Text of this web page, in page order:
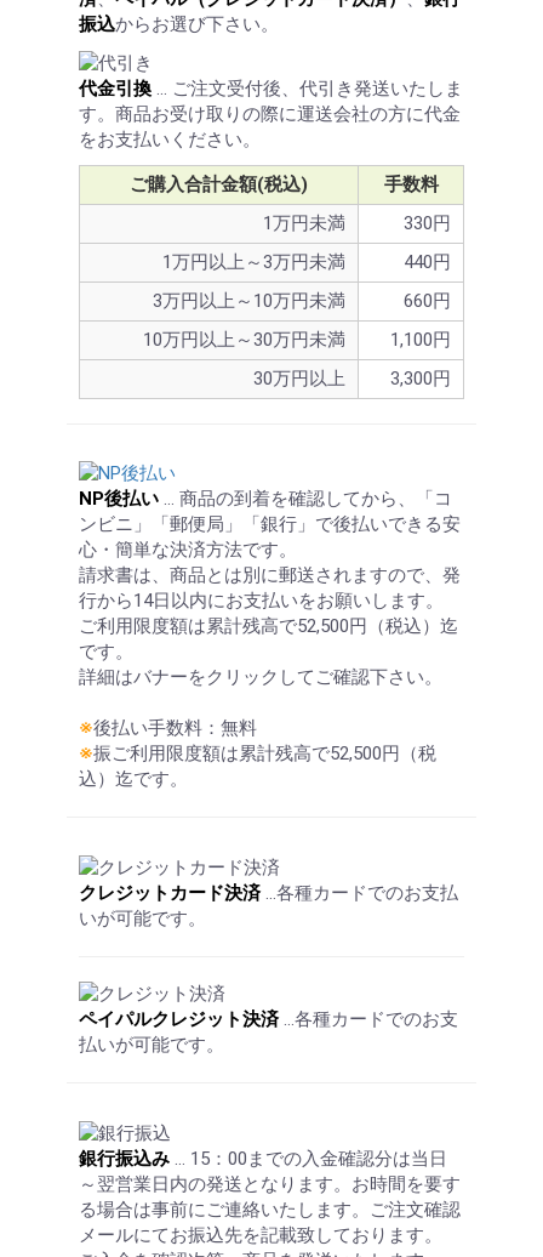
振込からお選び下さい。
代金引換 … ご注文受付後、代引き発送いたしま
す。商品お受け取りの際に運送会社の方に代金
をお支払いください。
ご購入合計金額(税込)
手数料
1万円未満
330円
1万円以上～3万円未満
440円
3万円以上～10万円未満
660円
10万円以上～30万円未満
1,100円
30万円以上
3,300円
NP後払い … 商品の到着を確認してから、「コ
ンビニ」「郵便局」「銀行」で後払いできる安
心・簡単な決済方法です。
請求書は、商品とは別に郵送されますので、発
行から14日以内にお支払いをお願いします。
ご利用限度額は累計残高で52,500円（税込）迄
です。
詳細はバナーをクリックしてご確認下さい。
※後払い手数料：無料
※振ご利用限度額は累計残高で52,500円（税
込）迄です。
クレジットカード決済…各種カードでのお支払
いが可能です。
ペイパルクレジット決済…各種カードでのお支
払いが可能です。
銀行振込み … 15：00までの入金確認分は当日
～翌営業日内の発送となります。お時間を要す
る場合は事前にご連絡いたします。ご注文確認
メールにてお振込先を記載致しております。